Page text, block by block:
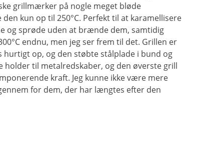
grillmærker på nogle meget bløde
kun op til 250°C. Perfekt til at karamellisere
og sprøde uden at brænde dem, samtidig
endnu, men jeg ser frem til det. Grillen er
op, og den støbte stålplade i bund og
til metalredskaber, og den øverste grill
kraft. Jeg kunne ikke være mere
for dem, der har længtes efter den